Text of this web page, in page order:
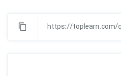
https://toplearn.com/